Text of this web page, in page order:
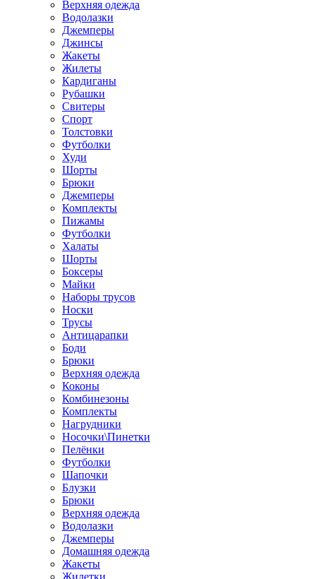
Верхняя одежда
Водолазки
Джемперы
Джинсы
Жакеты
Жилеты
Кардиганы
Рубашки
Свитеры
Спорт
Толстовки
Футболки
Худи
Шорты
Брюки
Джемперы
Комплекты
Пижамы
Футболки
Халаты
Шорты
Боксеры
Майки
Наборы трусов
Носки
Трусы
Антицарапки
Боди
Брюки
Верхняя одежда
Коконы
Комбинезоны
Комплекты
Нагрудники
Носочки\Пинетки
Пелёнки
Футболки
Шапочки
Блузки
Брюки
Верхняя одежда
Водолазки
Джемперы
Домашняя одежда
Жакеты
Жилетки